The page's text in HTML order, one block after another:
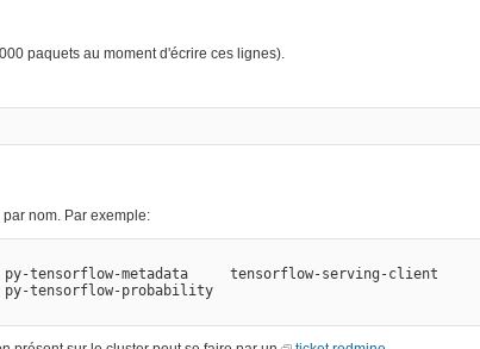
paquets au moment d'écrire ces lignes).
nom. Par exemple:
tensorflow-metadata     tensorflow-serving-client